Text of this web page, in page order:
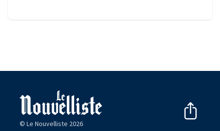
© Le Nouvelliste 2026